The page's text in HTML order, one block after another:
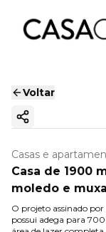
Voltar
Copiar link
Casas e
Casa de 1900
moledo e
O projeto assinado
possui adega para